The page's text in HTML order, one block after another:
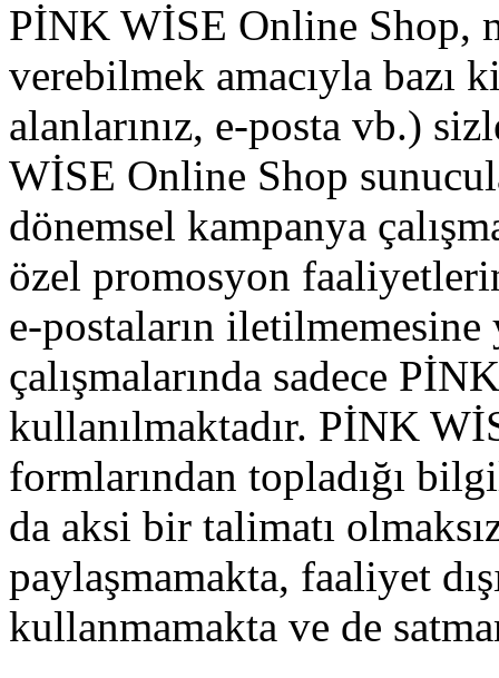
PİNK WİSE Online Shop,
verebilmek amacıyla
alanlarınız, e-posta vb.)
WİSE Online Shop
dönemsel kampanya
özel promosyon
e-postaların
çalışmalarında sadece
kullanılmaktadır. PİNK
formlarından topladığı
da aksi bir talimatı
paylaşmamakta, faaliyet
kullanmamakta ve de